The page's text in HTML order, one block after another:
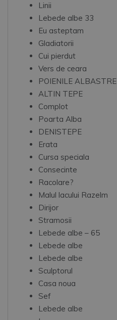
Linii
Lebede albe 33
Eu asteptam
Gladiatorii
Cui pierdut
Vers de ceara
POIENILE ALBASTRE
ALTIN TEPE
Complot
Poarta Alba
DENISTEPE
Erata
Cursa speciala
Consecinte
Racolare?
Malul lacului Razelm
Dirijor
Stramosii
Lebede albe – 65
Lebede albe
Lebede albe
Sculptorul
Casa noua
Sef
Lebede albe